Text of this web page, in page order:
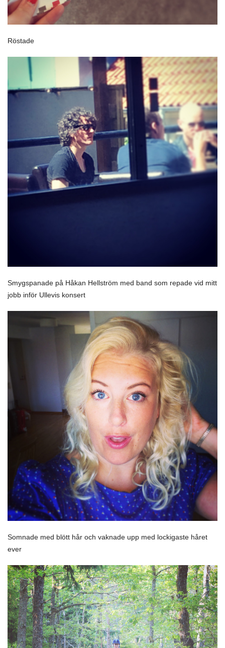
Röstade
Smygspanade på Håkan Hellström med band som repade vid mitt
jobb inför Ullevis konsert
Somnade med blött hår och vaknade upp med lockigaste håret
ever